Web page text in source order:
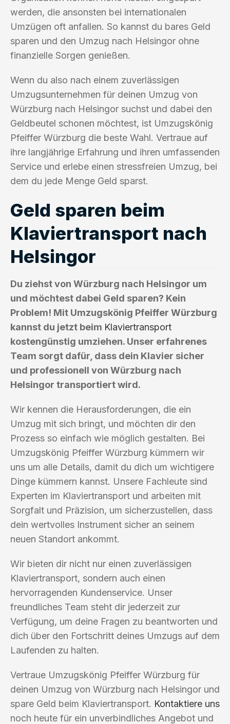
werden, die ansonsten bei internationalen
Umzügen oft anfallen. So kannst du bares Geld
sparen und den Umzug nach Helsingor ohne
finanzielle Sorgen genießen.
Wenn du also nach einem zuverlässigen
Umzugsunternehmen für deinen Umzug von
Würzburg nach Helsingor suchst und dabei den
Geldbeutel schonen möchtest, ist Umzugskönig
Pfeiffer Würzburg die beste Wahl. Vertraue auf
ihre langjährige Erfahrung und ihren umfassenden
Service und erlebe einen stressfreien Umzug, bei
dem du jede Menge Geld sparst.
Geld sparen beim
Klaviertransport nach
Helsingor
Du ziehst von Würzburg nach Helsingor um
und möchtest dabei Geld sparen? Kein
Problem! Mit Umzugskönig Pfeiffer Würzburg
kannst du jetzt beim Klaviertransport
kostengünstig umziehen. Unser erfahrenes
Team sorgt dafür, dass dein Klavier sicher
und professionell von Würzburg nach
Helsingor transportiert wird.
Wir kennen die Herausforderungen, die ein
Umzug mit sich bringt, und möchten dir den
Prozess so einfach wie möglich gestalten. Bei
Umzugskönig Pfeiffer Würzburg kümmern wir
uns um alle Details, damit du dich um wichtigere
Dinge kümmern kannst. Unsere Fachleute sind
Experten im Klaviertransport und arbeiten mit
Sorgfalt und Präzision, um sicherzustellen, dass
dein wertvolles Instrument sicher an seinem
neuen Standort ankommt.
Wir bieten dir nicht nur einen zuverlässigen
Klaviertransport, sondern auch einen
hervorragenden Kundenservice. Unser
freundliches Team steht dir jederzeit zur
Verfügung, um deine Fragen zu beantworten und
dich über den Fortschritt deines Umzugs auf dem
Laufenden zu halten.
Vertraue Umzugskönig Pfeiffer Würzburg für
deinen Umzug von Würzburg nach Helsingor und
spare Geld beim Klaviertransport. Kontaktiere uns
noch heute für ein unverbindliches Angebot und